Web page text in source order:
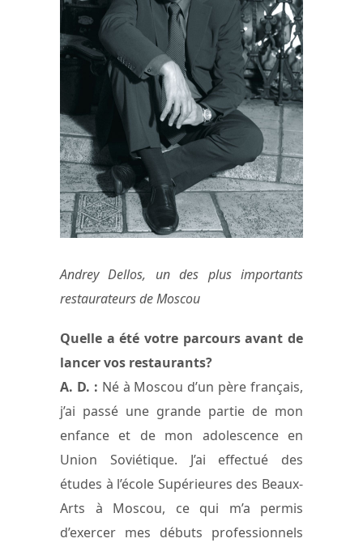
Andrey Dellos, un des plus importants
restaurateurs de Moscou
Quelle a été votre parcours avant de
lancer vos restaurants?
A. D. : Né à Moscou d’un père français,
j’ai passé une grande partie de mon
enfance et de mon adolescence en
Union Soviétique. J’ai effectué des
études à l’école Supérieures des Beaux-
Arts à Moscou, ce qui m’a permis
d’exercer mes débuts professionnels